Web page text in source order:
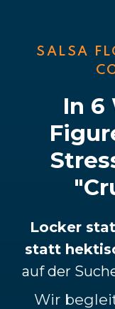
SALSA
In 6
Locker
statt
auf der
Wir